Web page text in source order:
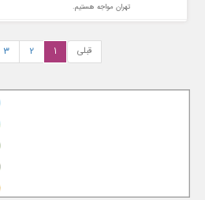
تهران مواجه هستیم.
قبلی 1
2
3